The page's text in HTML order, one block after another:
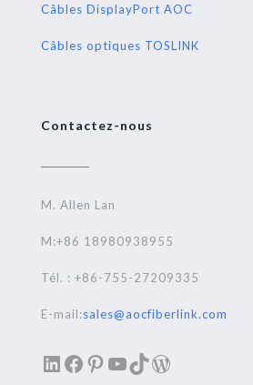
Câbles DisplayPort AOC
Câbles optiques TOSLINK
Contactez-nous
M. Allen Lan
M:+86 18980938955
Tél. : +86-755-27209335
E-mail:sales@aocfiberlink.com
LinkedIn
Facebook
Pinterest
YouTube
TikTok
WordPress